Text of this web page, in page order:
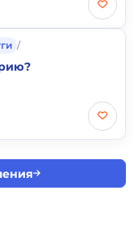
/
в аварию?